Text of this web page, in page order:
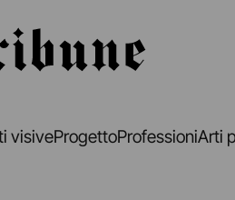
visiveProgettoProfessioniArti